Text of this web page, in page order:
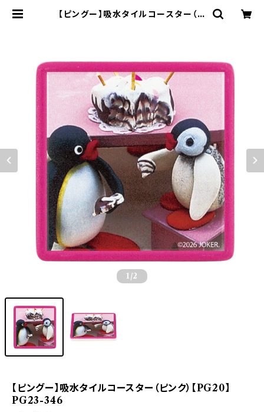
【ピングー】吸水タイルコースター（ピ
1 /2
【ピングー】吸水タイルコースター（ピンク）【PG20】
PG23-346